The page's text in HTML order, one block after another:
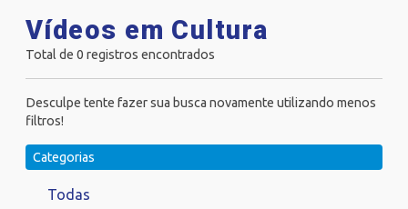
Vídeos em Cultura
Total de 0 registros encontrados
Desculpe tente fazer sua busca novamente utilizando menos
filtros!
Categorias
Todas